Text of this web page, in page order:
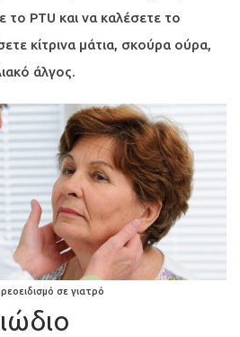
το PTU και να καλέσετε το
κίτρινα μάτια, σκούρα ούρα,
άλγος.
σε γιατρό